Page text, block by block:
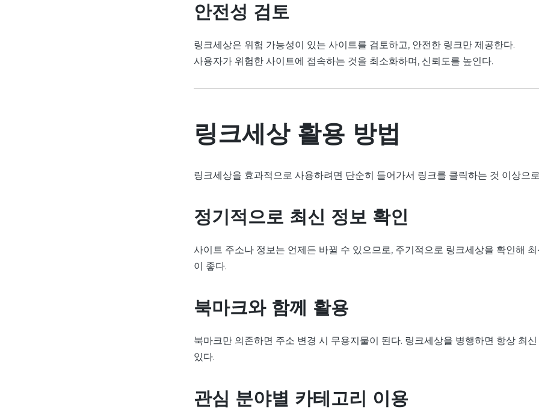
안전성 검토
링크세상은 위험 가능성이 있는 사이트를 검토하고, 안전한 링크만 제공한다.
사용자가 위험한 사이트에 접속하는 것을 최소화하며, 신뢰도를 높인다.
링크세상 활용 방법
링크세상을 효과적으로 사용하려면 단순히 들어가서 링크를 클릭하는 것 이상으
정기적으로 최신 정보 확인
사이트 주소나 정보는 언제든 바뀔 수 있으므로, 주기적으로 링크세상을 확인해
이 좋다.
북마크와 함께 활용
북마크만 의존하면 주소 변경 시 무용지물이 된다. 링크세상을 병행하면 항상 최
있다.
관심 분야별 카테고리 이용